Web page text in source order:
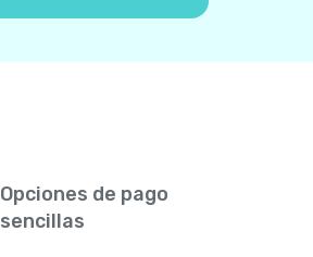
Opciones de pago
sencillas